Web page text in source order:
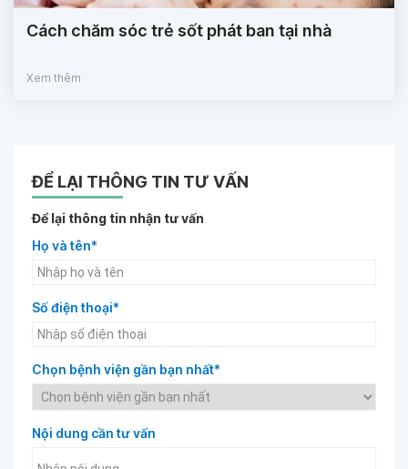
Cách chăm sóc trẻ sốt phát ban tại nhà
Xem thêm
ĐỂ LẠI THÔNG TIN TƯ VẤN
Để lại thông tin nhận tư vấn
Họ và tên*
Số điện thoại*
Chọn bệnh viện gần bạn nhất*
Nội dung cần tư vấn